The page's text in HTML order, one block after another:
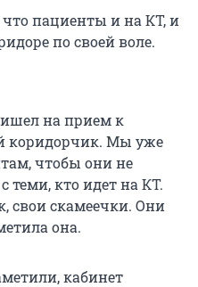
пациенты и на КТ, и
по своей воле.
на прием к
коридорчик. Мы уже
чтобы они не
теми, кто идет на КТ.
свои скамеечки. Они
она.
кабинет